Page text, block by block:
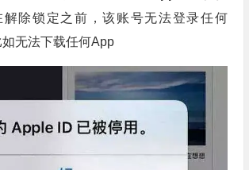
解除锁定之前，该账号无法登录任何
无法下载任何App